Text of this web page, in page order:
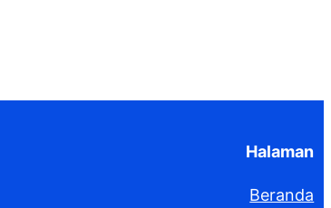
Halaman
Beranda